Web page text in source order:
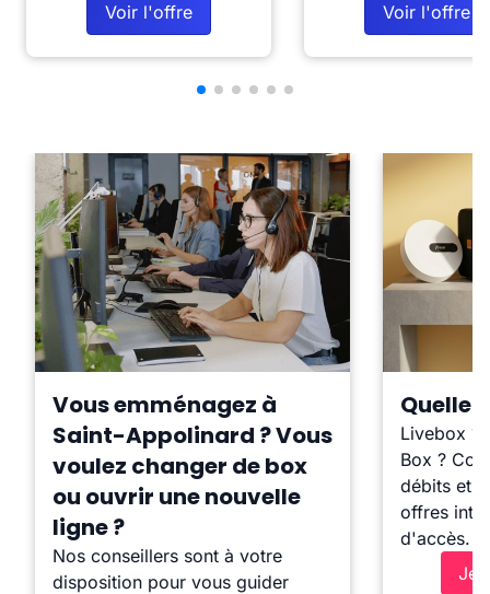
Voir l'offre Voir l'offre
Vous emménagez à
Saint-Appolinard ? Vous
voulez changer de box
ou ouvrir une nouvelle
ligne ?
Nos conseillers sont à votre
disposition pour vous guider
Quelle
Livebox ?
Box ?
débits et
offres
d'accès.
Je